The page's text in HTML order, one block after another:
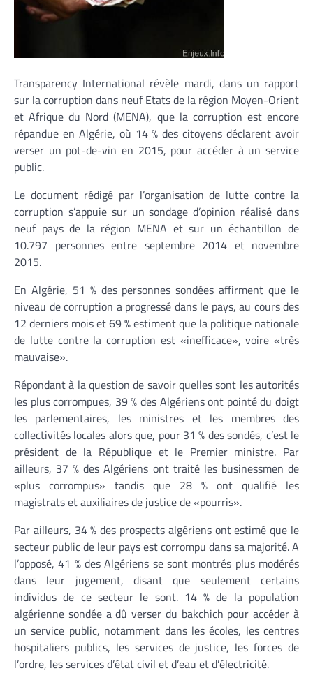
Transparency International révèle mardi, dans un rapport
sur la corruption dans neuf Etats de la région Moyen-Orient
et Afrique du Nord (MENA), que la corruption est encore
répandue en Algérie, où 14 % des citoyens déclarent avoir
verser un pot-de-vin en 2015, pour accéder à un service
public.
Le document rédigé par l’organisation de lutte contre la
corruption s’appuie sur un sondage d’opinion réalisé dans
neuf pays de la région MENA et sur un échantillon de
10.797 personnes entre septembre 2014 et novembre
2015.
En Algérie, 51 % des personnes sondées affirment que le
niveau de corruption a progressé dans le pays, au cours des
12 derniers mois et 69 % estiment que la politique nationale
de lutte contre la corruption est «inefficace», voire «très
mauvaise».
Répondant à la question de savoir quelles sont les autorités
les plus corrompues, 39 % des Algériens ont pointé du doigt
les parlementaires, les ministres et les membres des
collectivités locales alors que, pour 31 % des sondés, c’est le
président de la République et le Premier ministre. Par
ailleurs, 37 % des Algériens ont traité les businessmen de
«plus corrompus» tandis que 28 % ont qualifié les
magistrats et auxiliaires de justice de «pourris».
Par ailleurs, 34 % des prospects algériens ont estimé que le
secteur public de leur pays est corrompu dans sa majorité. A
l’opposé, 41 % des Algériens se sont montrés plus modérés
dans leur jugement, disant que seulement certains
individus de ce secteur le sont. 14 % de la population
algérienne sondée a dû verser du bakchich pour accéder à
un service public, notamment dans les écoles, les centres
hospitaliers publics, les services de justice, les forces de
l’ordre, les services d’état civil et d’eau et d’électricité.